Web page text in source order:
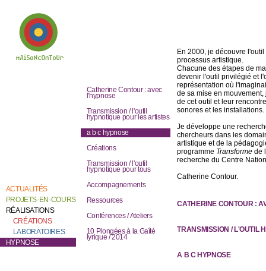
En 2000, je découvre
processus artistique.
Chacune des étapes de
devenir l'outil privilégié et
représentation où
de sa mise en
de cet outil et leur
sonores et les installations.
Je développe une
chercheurs dans les
artistique et de la
programme Transforme de
recherche du Centre
Catherine Contour.
CATHERINE CONTOUR :
TRANSMISSION / L'OUTIL
A B C HYPNOSE
ACTUALITÉS
PROJETS-EN-COURS
RÉALISATIONS
CRÉATIONS
LABORATOIRES
HYPNOSE
Catherine Contour : avec
l'hypnose
Transmission / l'outil
hypnotique pour les artistes
a b c hypnose
Créations
Transmission / l'outil
hypnotique pour tous
Accompagnements
Ressources
Conférences / Ateliers
10 Plongées à la Gaîté
lyrique / 2014